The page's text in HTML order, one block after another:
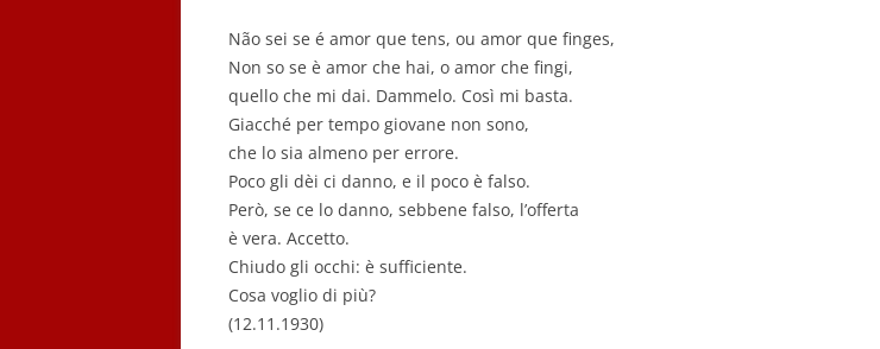
Não sei se é amor que tens, ou amor que finges,
Non so se è amor che hai, o amor che fingi,
quello che mi dai. Dammelo. Così mi basta.
Giacché per tempo giovane non sono,
che lo sia almeno per errore.
Poco gli dèi ci danno, e il poco è falso.
Però, se ce lo danno, sebbene falso, l’offerta
è vera. Accetto.
Chiudo gli occhi: è sufficiente.
Cosa voglio di più?
(12.11.1930)